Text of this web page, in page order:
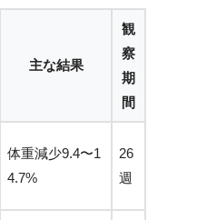
主な結果
観
察
期
間
体重減少9.4〜1
4.7%
26
週